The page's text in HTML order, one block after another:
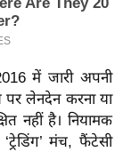
में जारी अपनी
पर लेनदेन करना या
नहीं है। नियामक
मंच, फैंटेसी